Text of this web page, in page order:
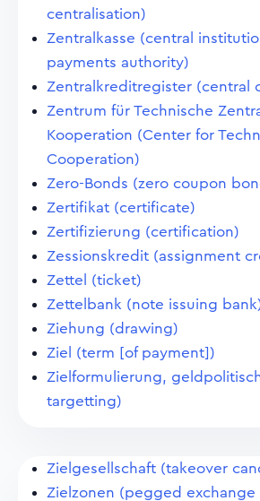
centralisation)
Zentralkasse (central
payments authority)
Zentralkreditregister (central
Zentrum für Technische
Kooperation (Center for
Cooperation)
Zero-Bonds (zero coupon
Zertifikat (certificate)
Zertifizierung (certification)
Zessionskredit (assignment
Zettel (ticket)
Zettelbank (note issuing
Ziehung (drawing)
Ziel (term [of payment])
Zielformulierung,
targetting)
Zielgesellschaft (takeover
Zielzonen (pegged exchange